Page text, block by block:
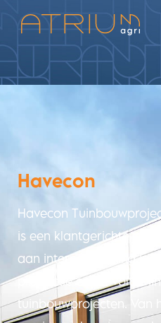
Havecon
Havecon
is een klantgerichte
aan interne ervaring in
productie en de
tuinbouwprojecten. Van